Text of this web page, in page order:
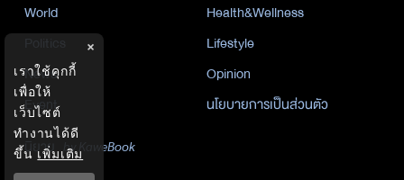
World
Health&Wellness
Lifestyle
News
Opinion
Event
นโยบายการเป็นส่วนตัว
นิยาย by KaweBook
×
เราใช้คุกกี้
เพื่อให้
เว็บไซต์
ทำงานได้ดี
ขึ้น เพิ่มเติม